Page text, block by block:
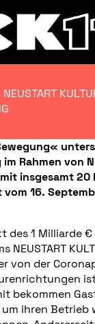
NEUSTART
Rahmen von
insgesamt 20
16.
des 1 Milliarde
NEUSTART
von der
bekommen
ihren Betrieb